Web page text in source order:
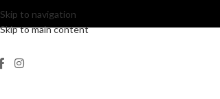
Skip to navigation
Skip to main content